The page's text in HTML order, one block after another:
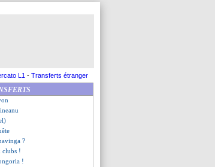
L1 - Transferts étranger
pistes
?
clubs !
!